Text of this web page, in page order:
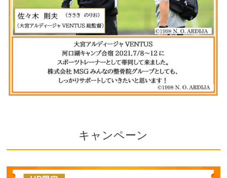
キャンペーン